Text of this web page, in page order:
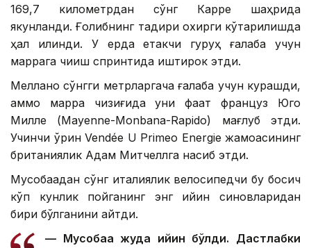
169,7 километрдан сўнг Карре шаҳрида
якунланди. Ғолибнинг тақдири охирги кўтарилишда
ҳал қилинди. У ерда етакчи гуруҳ ғалаба учун
маррага чиқиш спринтида иштирок этди.
Меллано сўнгги метрларгача ғалаба учун курашди,
аммо марра чизиғида уни фақат француз Юго
Милле (Mayenne-Monbana-Rapido) мағлуб этди.
Учинчи ўрин Vendée U Primeo Energie жамоасининг
британиялик Адам Митчеллга насиб этди.
Мусобақадан сўнг италиялик велосипедчи бу босқич
кўп кунлик пойганинг энг қийин синовларидан
бири бўлганини айтди.
— Мусобақа жуда қийин бўлди. Дастлабки